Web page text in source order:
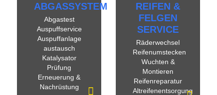
ABGASSYSTEM
Abgastest
Auspuffservice
Auspuffanlage
austausch
Katalysator
Prüfung
Erneuerung &
Nachrüstung
REIFEN &
FELGEN
SERVICE
Räderwechsel
Reifenumstecken
Wuchten &
Montieren
Reifenreparatur
Altreifenentsorgung